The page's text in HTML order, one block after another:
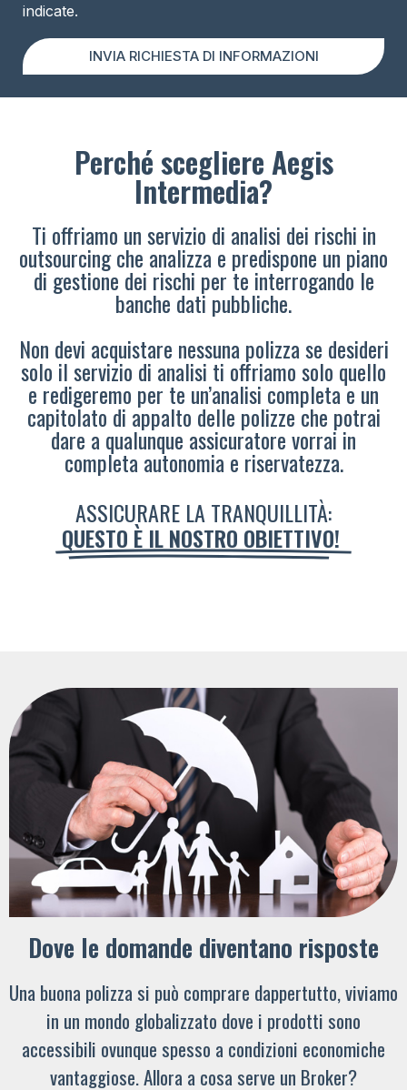
indicate.
INVIA RICHIESTA DI INFORMAZIONI
Perché scegliere Aegis
Intermedia?
Ti offriamo un servizio di analisi dei rischi in
outsourcing che analizza e predispone un piano
di gestione dei rischi per te interrogando le
banche dati pubbliche.
Non devi acquistare nessuna polizza se desideri
solo il servizio di analisi ti offriamo solo quello
e redigeremo per te un’analisi completa e un
capitolato di appalto delle polizze che potrai
dare a qualunque assicuratore vorrai in
completa autonomia e riservatezza.
ASSICURARE LA TRANQUILLITÀ:
QUESTO È IL NOSTRO OBIETTIVO!
Dove le domande diventano risposte
Una buona polizza si può comprare dappertutto, viviamo
in un mondo globalizzato dove i prodotti sono
accessibili ovunque spesso a condizioni economiche
vantaggiose. Allora a cosa serve un Broker?